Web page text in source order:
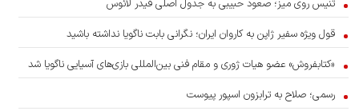
تنیس روی میز؛ صعود حبیبی به جدول اصلی فیدر لائوس
قول ویژه سفیر ژاپن به کاروان ایران؛ نگرانی بابت ناگویا نداشته باشید
«کتابفروش» عضو هیات ژوری و مقام فنی بین‌المللی بازی‌های آسیایی ناگویا شد
رسمی؛ صلاح به ترابزون اسپور پیوست